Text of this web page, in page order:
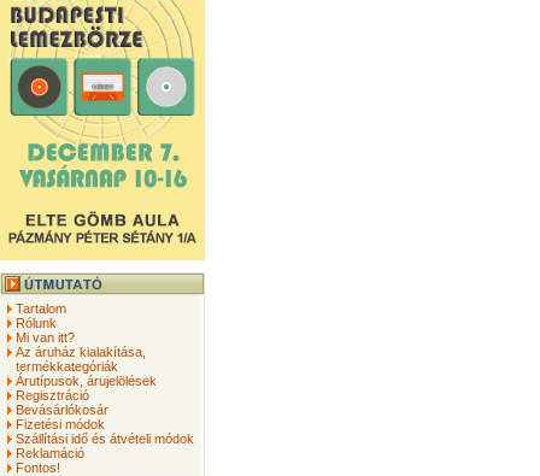
Tartalom
Rólunk
Mi van itt?
Az áruház kialakítása,
termékkategóriák
Árutípusok, árujelölések
Regisztráció
Bevásárlókosár
Fizetési módok
Szállítási idő és átvételi módok
Reklamáció
Fontos!